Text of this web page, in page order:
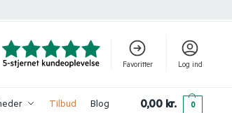
Favoritter Log ind
Tilbud Blog 0,00 kr. 0